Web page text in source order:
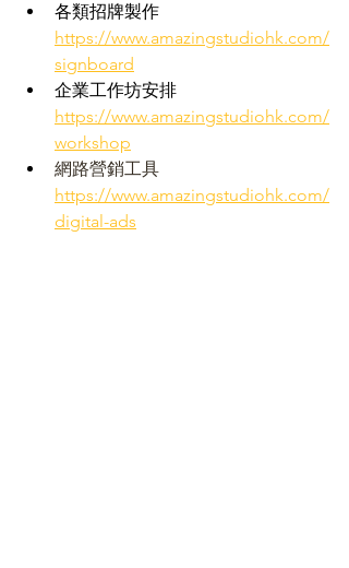
各類招牌製作
https://www.amazingstudiohk.com/
signboard
企業工作坊安排
https://www.amazingstudiohk.com/
workshop
網路營銷工具
https://www.amazingstudiohk.com/
digital-ads